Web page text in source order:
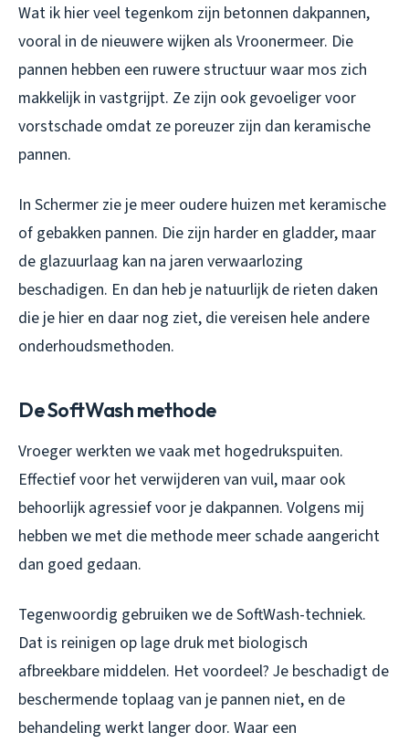
Wat ik hier veel tegenkom zijn betonnen dakpannen,
vooral in de nieuwere wijken als Vroonermeer. Die
pannen hebben een ruwere structuur waar mos zich
makkelijk in vastgrijpt. Ze zijn ook gevoeliger voor
vorstschade omdat ze poreuzer zijn dan keramische
pannen.
In Schermer zie je meer oudere huizen met keramische
of gebakken pannen. Die zijn harder en gladder, maar
de glazuurlaag kan na jaren verwaarlozing
beschadigen. En dan heb je natuurlijk de rieten daken
die je hier en daar nog ziet, die vereisen hele andere
onderhoudsmethoden.
De SoftWash methode
Vroeger werkten we vaak met hogedrukspuiten.
Effectief voor het verwijderen van vuil, maar ook
behoorlijk agressief voor je dakpannen. Volgens mij
hebben we met die methode meer schade aangericht
dan goed gedaan.
Tegenwoordig gebruiken we de SoftWash-techniek.
Dat is reinigen op lage druk met biologisch
afbreekbare middelen. Het voordeel? Je beschadigt de
beschermende toplaag van je pannen niet, en de
behandeling werkt langer door. Waar een